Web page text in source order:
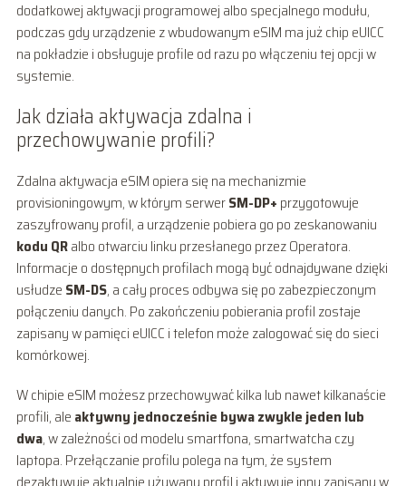
dodatkowej aktywacji programowej albo specjalnego modułu,
podczas gdy urządzenie z wbudowanym eSIM ma już chip eUICC
na pokładzie i obsługuje profile od razu po włączeniu tej opcji w
systemie.
Jak działa aktywacja zdalna i
przechowywanie profili?
Zdalna aktywacja eSIM opiera się na mechanizmie
provisioningowym, w którym serwerSM-DP+ przygotowuje
zaszyfrowany profil, a urządzenie pobiera go po zeskanowaniu
kodu QRalbo otwarciu linku przesłanego przez Operatora.
Informacje o dostępnych profilach mogą być odnajdywane dzięki
usłudze SM-DS, a cały proces odbywa się po zabezpieczonym
połączeniu danych. Po zakończeniu pobierania profil zostaje
zapisany w pamięci eUICC i telefon może zalogować się do sieci
komórkowej.
W chipie eSIM możesz przechowywać kilka lub nawet kilkanaście
profili, ale aktywny jednocześnie bywa zwykle jeden lub
dwa, w zależności od modelu smartfona, smartwatcha czy
laptopa. Przełączanie profilu polega na tym, że system